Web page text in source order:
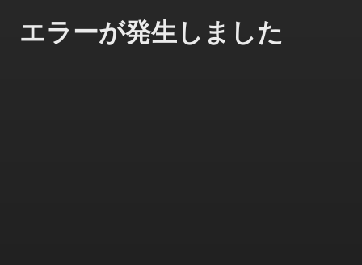
エラーが発生しました